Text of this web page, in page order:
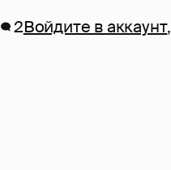
2Войдите в аккаунт